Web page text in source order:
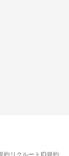
約 リクルートID規約